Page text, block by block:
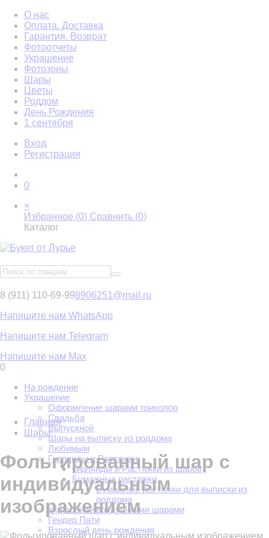
О нас
Оплата. Доставка
Гарантия. Возврат
Фотоотчеты
Украшение
Фотозоны
Шары
Цветы
Роддом
День Рождения
1 сентября
Вход
Регистрация
0
×
Избранное (0) Сравнить (0)
Каталог
8 (911) 110-69-998906251@mail.ru
Напишите нам WhatsApp
Напишите нам Telegram
Напишите нам Max
0
На рождение
Украшение
Оформление шарами триколор
Свадьба
Выпускной
Шары на выписку из роддома
Любимым
Гирлянды и Растяжки
Гирлянды и Растяжки из шаров
Бумажные растяжки
Бумажные растяжки для выписки из
роддома
Украшение воздушными шарами
Гендер Пати
Взрослый день рождения
Главная
Шары
Фольгированный шар с
индивидуальным
изображением